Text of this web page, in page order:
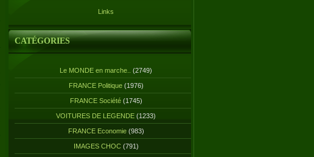
Links
CATÉGORIES
Le MONDE en marche.. (2749)
FRANCE Politique(1976)
FRANCE Société(1745)
VOITURES DE LEGENDE (1233)
FRANCE Economie(983)
IMAGES CHOC(791)